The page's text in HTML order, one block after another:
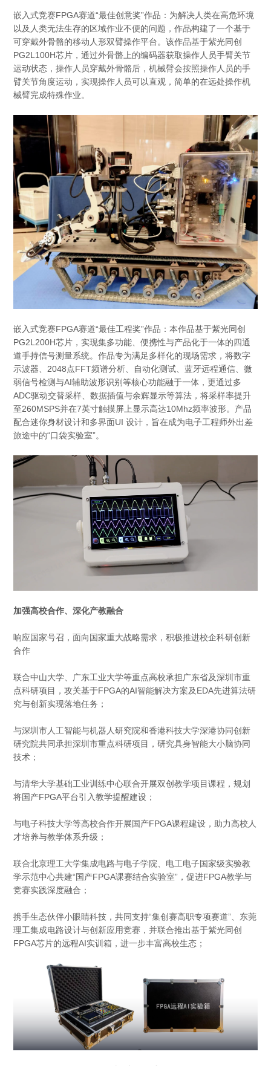
嵌入式竞赛FPGA赛道“最佳创意奖”作品：为解决人类在高危环境
以及人类无法生存的区域作业不便的问题，作品构建了一个基于
可穿戴外骨骼的移动人形双臂操作平台。该作品基于紫光同创
PG2L100H芯片，通过外骨骼上的编码器获取操作人员手臂关节
运动状态，操作人员穿戴外骨骼后，机械臂会按照操作人员的手
臂关节角度运动，实现操作人员可以直观，简单的在远处操作机
械臂完成特殊作业。
嵌入式竞赛FPGA赛道“最佳工程奖”作品：本作品基于紫光同创
PG2L200H芯片，实现集多功能、便携性与产品化于一体的四通
道手持信号测量系统。作品专为满足多样化的现场需求，将数字
示波器、2048点FFT频谱分析、自动化测试、蓝牙远程通信、微
弱信号检测与AI辅助波形识别等核心功能融于一体，更通过多
ADC驱动交替采样、数据插值与余辉显示等算法，将采样率提升
至260MSPS并在7英寸触摸屏上显示高达10Mhz频率波形。产品
配合迷你身材设计和多界面UI 设计，旨在成为电子工程师外出差
旅途中的“口袋实验室”。
加强高校合作、深化产教融合
响应国家号召，面向国家重大战略需求，积极推进校企科研创新
合作
联合中山大学、广东工业大学等重点高校承担广东省及深圳市重
点科研项目，攻关基于FPGA的AI智能解决方案及EDA先进算法研
究与创新实现落地任务；
与深圳市人工智能与机器人研究院和香港科技大学深港协同创新
研究院共同承担深圳市重点科研项目，研究具身智能大小脑协同
技术；
与清华大学基础工业训练中心联合开展双创教学项目课程，规划
将国产FPGA平台引入教学提醒建设；
与电子科技大学等高校合作开展国产FPGA课程建设，助力高校人
才培养与教学体系升级；
联合北京理工大学集成电路与电子学院、电工电子国家级实验教
学示范中心共建“国产FPGA课赛结合实验室”，促进FPGA教学与
竞赛实践深度融合；
携手生态伙伴小眼睛科技，共同支持“集创赛高职专项赛道”、东莞
理工集成电路设计与创新应用竞赛，并联合推出基于紫光同创
FPGA芯片的远程AI实训箱，进一步丰富高校生态；